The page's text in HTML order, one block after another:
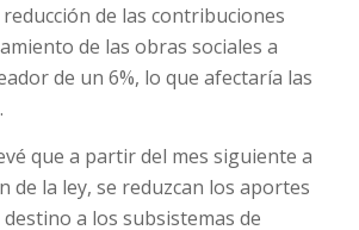
de las contribuciones
de las obras sociales a
de un 6%, lo que afectaría las
que a partir del mes siguiente a
de la ley, se reduzcan los aportes
a los subsistemas de